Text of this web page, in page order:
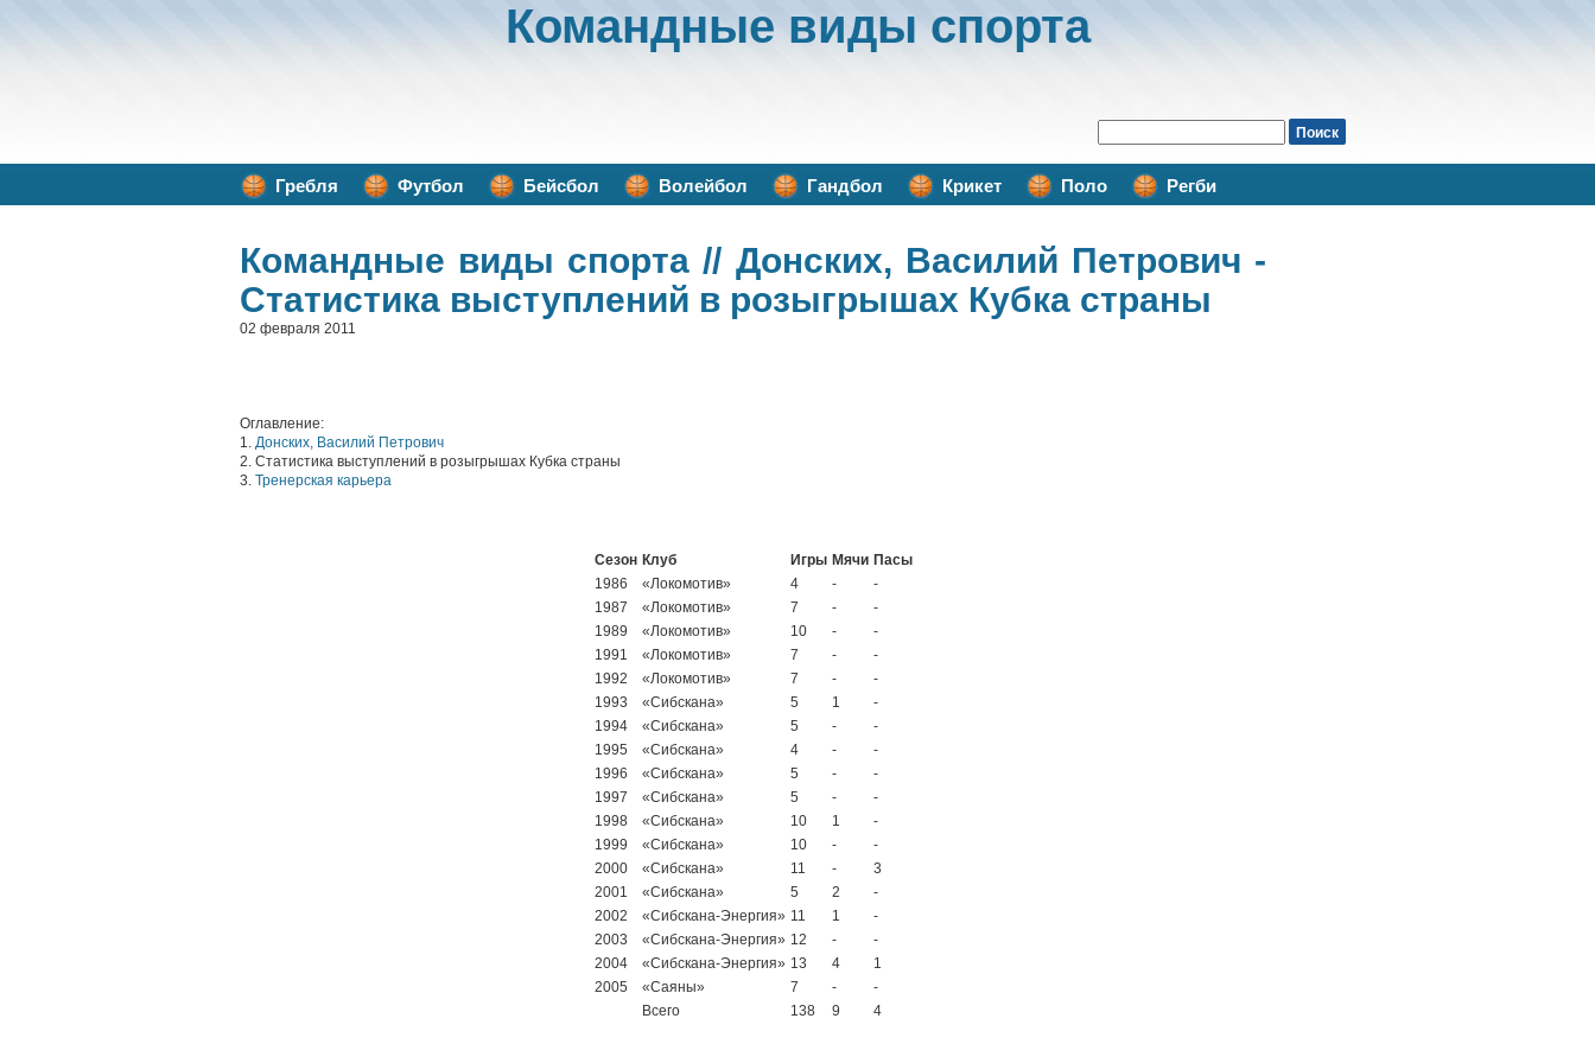
Командные виды спорта
Гребля Футбол Бейсбол Волейбол Гандбол Крикет Поло Регби
Командные виды спорта // Донских, Василий Петрович -
Статистика выступлений в розыгрышах Кубка страны
02 февраля 2011
Оглавление:
1. Донских, Василий Петрович
2. Статистика выступлений в розыгрышах Кубка страны
3. Тренерская карьера
Сезон Клуб Игры Мячи Пасы
1986
«Локомотив» 4 -
-
1987
«Локомотив» 7 -
-
1989
«Локомотив» 10 -
-
1991
«Локомотив» 7 -
-
1992
«Локомотив» 7 -
-
1993
«Сибскана» 5 1
-
1994
«Сибскана» 5 -
-
1995
«Сибскана» 4 -
-
1996
«Сибскана» 5 -
-
1997
«Сибскана» 5 -
-
1998
«Сибскана» 10 1
-
1999
«Сибскана» 10 -
-
2000
«Сибскана» 11 -
3
2001
«Сибскана» 5 2
-
2002
«Сибскана-Энергия» 11 1
-
2003
«Сибскана-Энергия» 12 -
-
2004
«Сибскана-Энергия» 13 4
1
2005
«Саяны» 7 -
-
Всего
138 9 4